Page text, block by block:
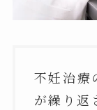
不妊治療
が繰り返